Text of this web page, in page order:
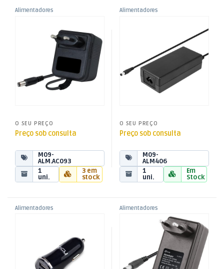
Alimentadores
5,5×2,1×9,5mm
O SEU PREÇO
Preço sob consulta
M09-
ALM.AC093
1
uni.
3 em
stock
Alimentadores
O SEU PREÇO
Preço sob consulta
M09-
ALM406
1
uni.
Em
Stock
Alimentadores
Alimentadores
Alimentadores Fixos
Alimentador AC230V/DC12V
2A 12W – Ficha 2,1/2,5